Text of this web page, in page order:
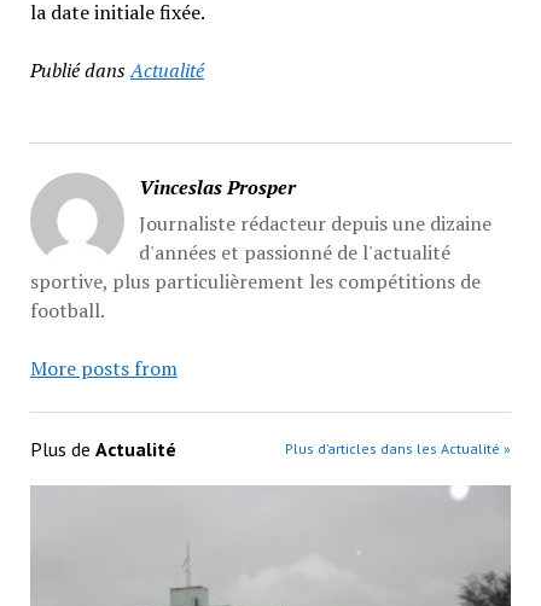
la date initiale fixée.
Publié dansActualité
Vinceslas Prosper
Journaliste rédacteur depuis une dizaine
d'années et passionné de l'actualité
sportive, plus particulièrement les compétitions de
football.
More posts from
Plus de Actualité Plus d’articles dans les Actualité »